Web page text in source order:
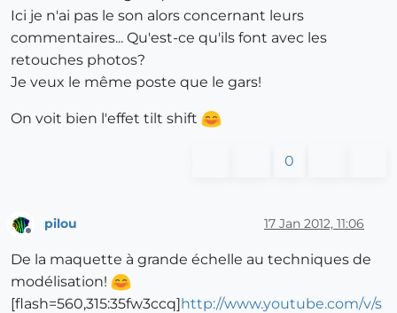
Ici je n'ai pas le son alors concernant leurs
commentaires... Qu'est-ce qu'ils font avec les
retouches photos?
Je veux le même poste que le gars!
On voit bien l'effet tilt shift
0
pilou 17 Jan 2012, 11:06
De la maquette à grande échelle au techniques de
modélisation!
[flash=560,315:35fw3ccq]http://www.youtube.com/v/s